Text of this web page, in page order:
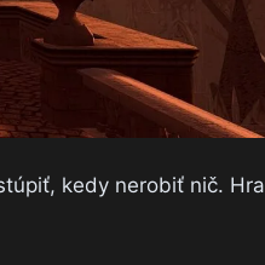
kedy nerobiť nič. Hra